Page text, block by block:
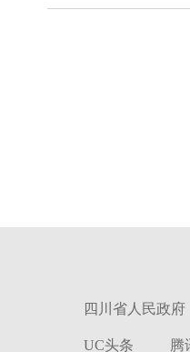
四川省人民政府
UC头条 腾